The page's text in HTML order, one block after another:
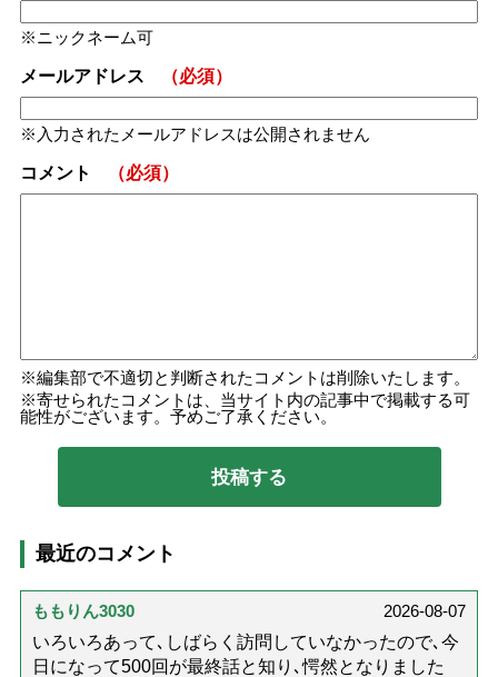
ニックネーム可
メールアドレス （必須）
入力されたメールアドレスは公開されません
コメント （必須）
編集部で不適切と判断されたコメントは削除いたします。
寄せられたコメントは、当サイト内の記事中で掲載する可
能性がございます。予めご了承ください。
最近のコメント
ももりん3030
2026-08-07
いろいろあって､しばらく訪問していなかったので､今
日になって500回が最終話と知り､愕然となりました